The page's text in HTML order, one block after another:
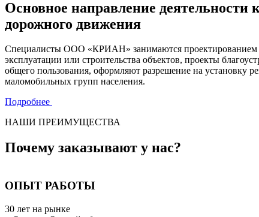
Основное направление деятельности
дорожного движения
Специалисты ООО «КРИАН» занимаются проектированием
эксплуатации или строительства объектов, проекты
общего пользования, оформляют разрешение на установку
маломобильных групп населения.
Подробнее
НАШИ ПРЕИМУЩЕСТВА
Почему заказывают у нас?
ОПЫТ РАБОТЫ
30 лет на рынке